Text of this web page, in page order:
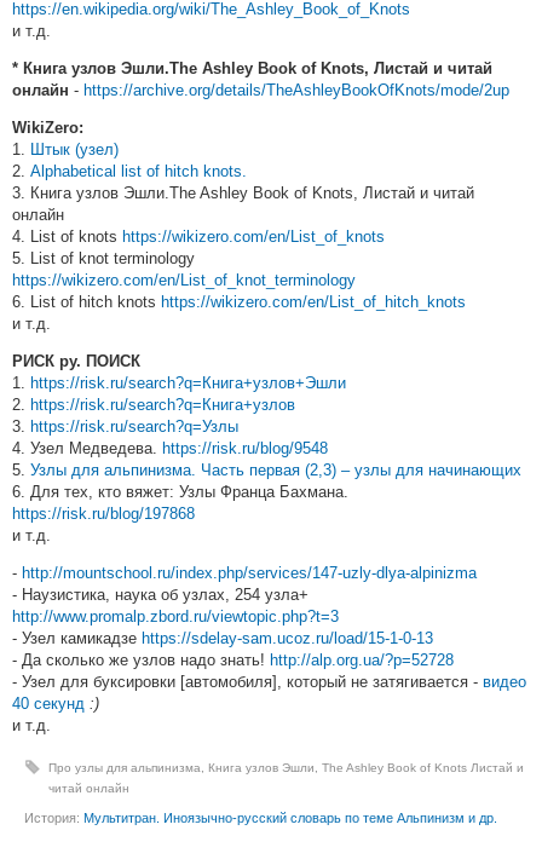
https://en.wikipedia.org/wiki/The_Ashley_Book_of_Knots
и т.д.
* Книга узлов Эшли.The Ashley Book of Knots, Листай и читай
онлайн - https://archive.org/details/TheAshleyBookOfKnots/mode/2up
WikiZero:
1. Штык (узел)
2. Alphabetical list of hitch knots.
3. Книга узлов Эшли.The Ashley Book of Knots, Листай и читай
онлайн
4. List of knots https://wikizero.com/en/List_of_knots
5. List of knot terminology
https://wikizero.com/en/List_of_knot_terminology
6. List of hitch knots https://wikizero.com/en/List_of_hitch_knots
и т.д.
РИСК ру. ПОИСК
1. https://risk.ru/search?q=Книга+узлов+Эшли
2. https://risk.ru/search?q=Книга+узлов
3. https://risk.ru/search?q=Узлы
4. Узел Медведева. https://risk.ru/blog/9548
5. Узлы для альпинизма. Часть первая (2,3) – узлы для начинающих
6. Для тех, кто вяжет: Узлы Франца Бахмана.
https://risk.ru/blog/197868
и т.д.
- http://mountschool.ru/index.php/services/147-uzly-dlya-alpinizma
- Наузистика, наука об узлах, 254 узла+
http://www.promalp.zbord.ru/viewtopic.php?t=3
- Узел камикадзе https://sdelay-sam.ucoz.ru/load/15-1-0-13
- Да сколько же узлов надо знать! http://alp.org.ua/?p=52728
- Узел для буксировки [автомобиля], который не затягивается - видео
40 секунд :)
и т.д.
Про узлы для альпинизма, Книга узлов Эшли, The Ashley Book of Knots Листай и
читай онлайн
История: Мультитран. Иноязычно-русский словарь по теме Альпинизм и др.